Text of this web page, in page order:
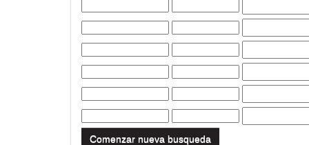
Comenzar nueva busqueda